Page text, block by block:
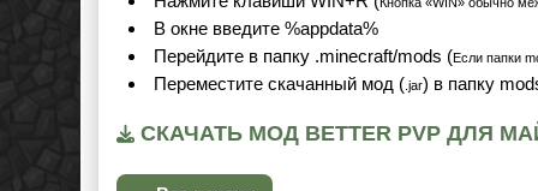
В окне введите %appdata%
Перейдите в папку .minecraft/mods (Если папки
Переместите скачанный мод ( .jar) в папку
СКАЧАТЬ МОД BETTER PVP ДЛЯ